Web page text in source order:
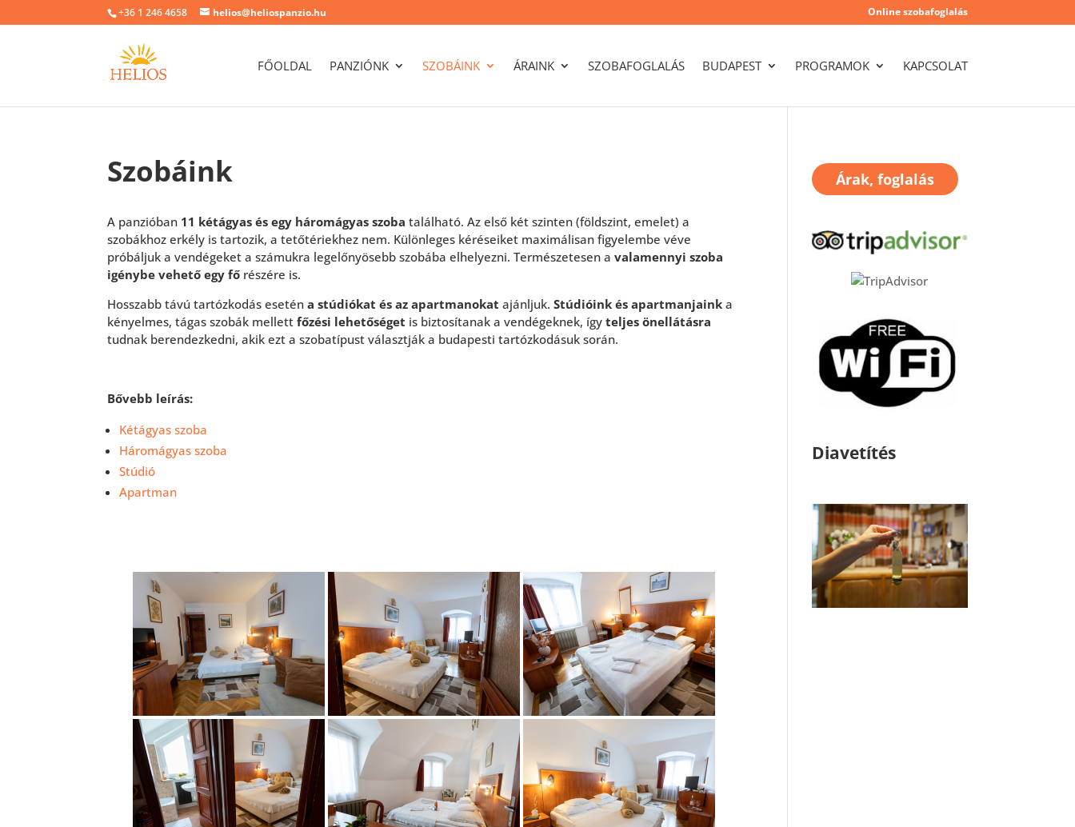
+36 1 246 4658 helios@heliospanzio.hu Online szobafoglalás
FŐOLDAL PANZIÓNK SZOBÁINK ÁRAINK SZOBAFOGLALÁS BUDAPEST PROGRAMOK KAPCSOLAT
Szobáink
A panzióban 11 kétágyas és egy háromágyas szoba található. Az első két szinten (földszint, emelet) a
szobákhoz erkély is tartozik, a tetőtériekhez nem. Különleges kéréseiket maximálisan figyelembe véve
próbáljuk a vendégeket a számukra legelőnyösebb szobába elhelyezni. Természetesen a valamennyi szoba
igénybe vehető egy fő részére is.
Hosszabb távú tartózkodás eseténa stúdiókat és az apartmanokat ajánljuk.Stúdióink és apartmanjaink a
kényelmes, tágas szobák mellettfőzési lehetőséget is biztosítanak a vendégeknek, ígyteljes önellátásra
tudnak berendezkedni, akik ezt a szobatípust választják a budapesti tartózkodásuk során.
Bővebb leírás:
Kétágyas szoba
Háromágyas szoba
Stúdió
Apartman
Árak, foglalás
Diavetítés